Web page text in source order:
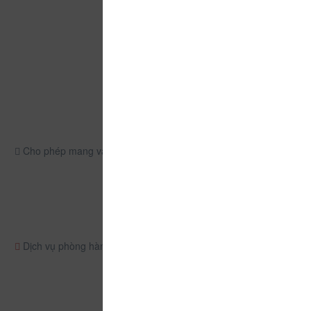
Cho phép mang vật nuôi
Dịch vụ phòng hàng ngày